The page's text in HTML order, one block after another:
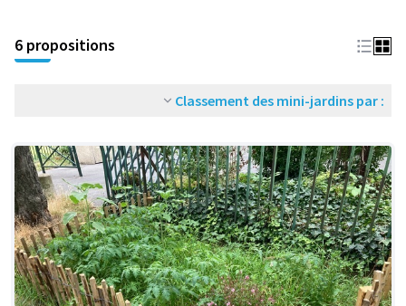
6 propositions
Classement des mini-jardins par :